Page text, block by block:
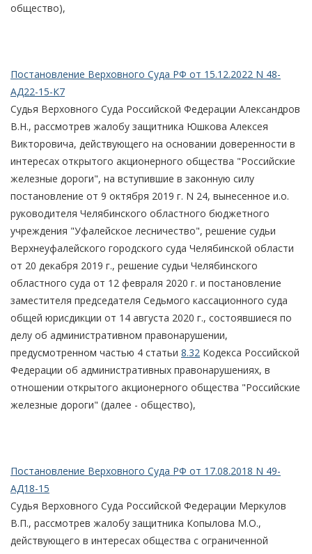
общество),
Постановление Верховного Суда РФ от 15.12.2022 N 48-
АД22-15-К7
Судья Верховного Суда Российской Федерации Александров
В.Н., рассмотрев жалобу защитника Юшкова Алексея
Викторовича, действующего на основании доверенности в
интересах открытого акционерного общества "Российские
железные дороги", на вступившие в законную силу
постановление от 9 октября 2019 г. N 24, вынесенное и.о.
руководителя Челябинского областного бюджетного
учреждения "Уфалейское лесничество", решение судьи
Верхнеуфалейского городского суда Челябинской области
от 20 декабря 2019 г., решение судьи Челябинского
областного суда от 12 февраля 2020 г. и постановление
заместителя председателя Седьмого кассационного суда
общей юрисдикции от 14 августа 2020 г., состоявшиеся по
делу об административном правонарушении,
предусмотренном частью 4 статьи 8.32 Кодекса Российской
Федерации об административных правонарушениях, в
отношении открытого акционерного общества "Российские
железные дороги" (далее - общество),
Постановление Верховного Суда РФ от 17.08.2018 N 49-
АД18-15
Судья Верховного Суда Российской Федерации Меркулов
В.П., рассмотрев жалобу защитника Копылова М.О.,
действующего в интересах общества с ограниченной